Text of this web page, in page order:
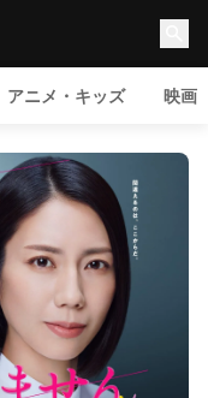
アニメ・キッズ 映画